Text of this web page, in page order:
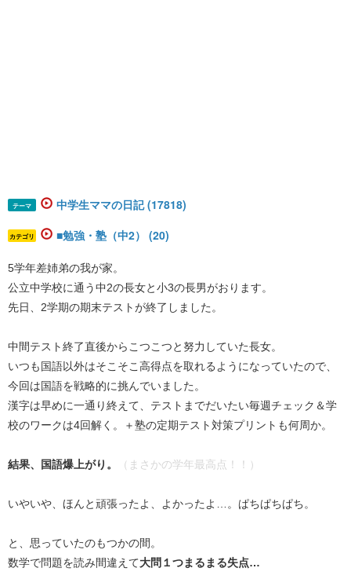
テーマ 中学生ママの日記 (17818)
カテゴリ ■勉強・塾（中2） (20)
5学年差姉弟の我が家。
公立中学校に通う中2の長女と小3の長男がおります。
先日、2学期の期末テストが終了しました。
中間テスト終了直後からこつこつと努力していた長女。
いつも国語以外はそこそこ高得点を取れるようになっていたので、
今回は国語を戦略的に挑んでいました。
漢字は早めに一通り終えて、テストまでだいたい毎週チェック＆学
校のワークは4回解く。＋塾の定期テスト対策プリントも何周か。
結果、国語爆上がり。 （まさかの学年最高点！！）
いやいや、ほんと頑張ったよ、よかったよ…。ぱちぱちぱち。
と、思っていたのもつかの間。
数学で問題を読み間違えて大問１つまるまる失点…